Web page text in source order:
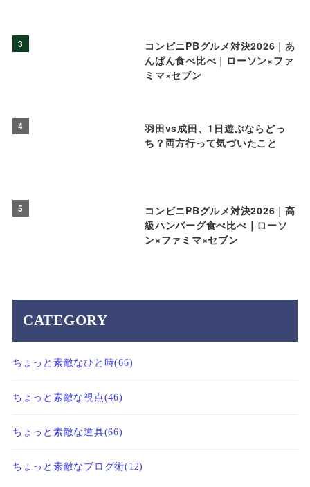
3
コンビニPBグルメ対決2026｜あ
んぱん食べ比べ｜ローソン×ファ
ミマ×セブン
4
羽田vs成田、1日遊ぶならどっ
ち？両方行って気づいたこと
5
コンビニPBグルメ対決2026｜高
級ハンバーグ食べ比べ｜ローソ
ン×ファミマ×セブン
CATEGORY
ちょっと素敵なひと時(66)
ちょっと素敵な視点(46)
ちょっと素敵な道具(66)
ちょっと素敵なブログ術(12)